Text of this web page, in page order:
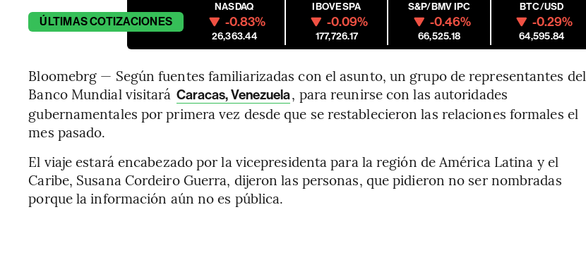
ÚLTIMASCOTIZACIONES
NASDAQ
-0.83%
26,363.44
IBOVESPA
-0.09%
177,726.17
S&P/BMV IPC
-0.46%
66,525.18
BTC/USD
-0.29%
64,595.84
Bloomebrg — Según fuentes familiarizadas con el asunto, un grupo de representantes del
Banco Mundial visitará Caracas, Venezuela, para reunirse con las autoridades
gubernamentales por primera vez desde que se restablecieron las relaciones formales el
mes pasado.
El viaje estará encabezado por la vicepresidenta para la región de América Latina y el
Caribe, Susana Cordeiro Guerra, dijeron las personas, que pidieron no ser nombradas
porque la información aún no es pública.